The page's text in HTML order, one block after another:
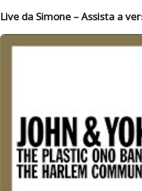
Live da Simone – Assista a